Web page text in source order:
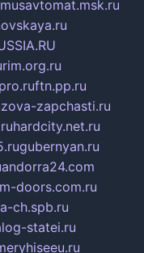
musavtomat.msk.ru
rim.org.ru
ftn.pp.ru
zapchasti.ru
hardcity.net.ru
gubernyan.ru
andorra24.com
doors.com.ru
ch.spb.ru
statei.ru